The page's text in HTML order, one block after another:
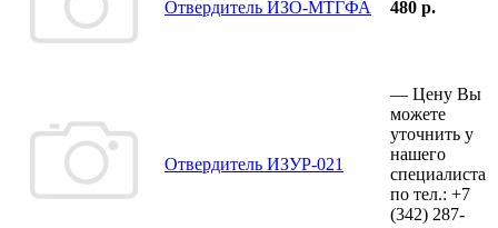
Отвердитель ИЗО-МТГФА 480 р.
Отвердитель ИЗУР-021
— Цену Вы
можете
уточнить у
нашего
специалиста
по тел.: +7
(342) 287-